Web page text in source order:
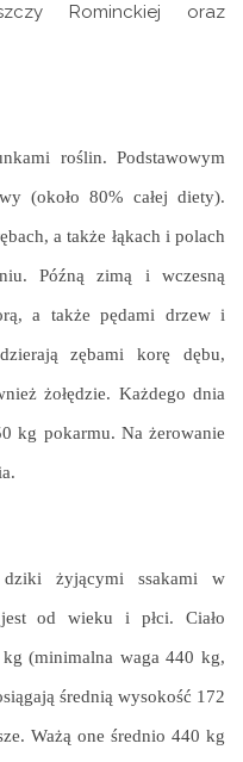
Rominckiej oraz
roślin. Podstawowym
(około 80% całej diety).
a także łąkach i polach
Późną zimą i wczesną
a także pędami drzew i
zębami korę dębu,
żołędzie. Każdego dnia
kg pokarmu. Na żerowanie
żyjącymi ssakami w
od wieku i płci. Ciało
kg (minimalna waga 440 kg,
średnią wysokość 172
Ważą one średnio 440 kg